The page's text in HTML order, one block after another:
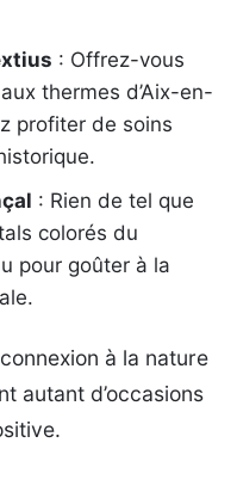
: Offrez-vous
thermes d’Aix-en-
profiter de soins
: Rien de tel que
colorés du
pour goûter à la
à la nature
autant d’occasions